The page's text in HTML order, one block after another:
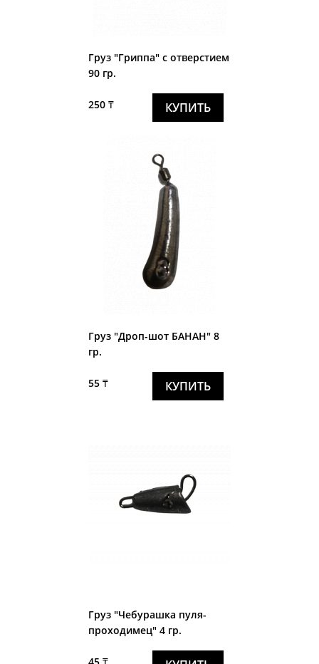
Груз "Гриппа" с отверстием
90 гр.
250 ₸ КУПИТЬ
Груз "Дроп-шот БАНАН" 8
гр.
55 ₸ КУПИТЬ
Груз "Чебурашка пуля-
проходимец" 4 гр.
45 ₸